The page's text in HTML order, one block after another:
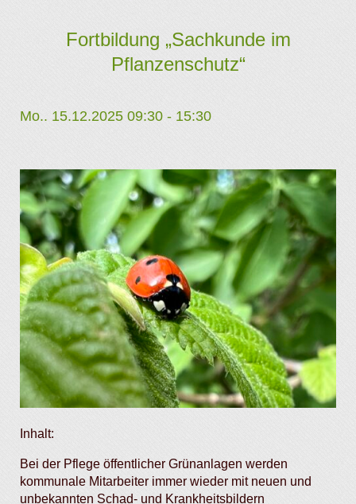
Fortbildung „Sachkunde im
Pflanzenschutz“
Mo.. 15.12.2025 09:30 - 15:30
Inhalt:
Bei der Pflege öffentlicher Grünanlagen werden
kommunale Mitarbeiter immer wieder mit neuen und
unbekannten Schad- und Krankheitsbildern